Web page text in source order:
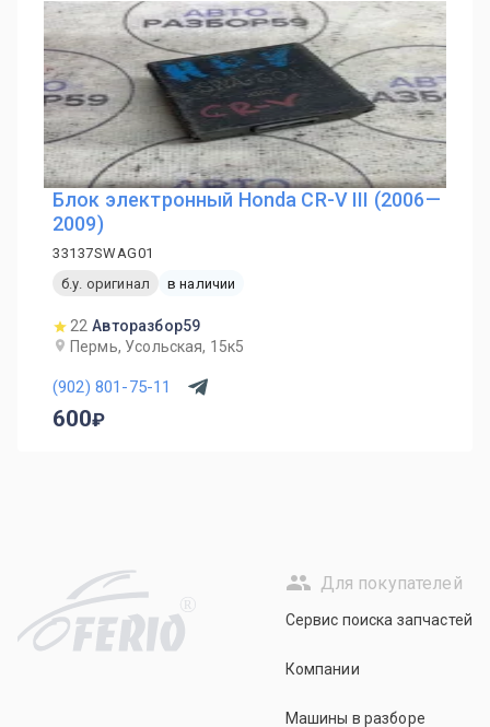
Блок электронный Honda CR-V III (2006—
2009)
33137SWAG01
б.у. оригинал
в наличии
22 Авторазбор59
Пермь, Усольская, 15к5
(902) 801-75-11
600
R
Для покупателей
Сервис поиска запчастей
Компании
Машины в разборе